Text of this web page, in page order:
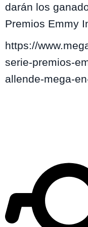
darán los
Premios Emmy
https://
serie-premios-
allende-mega-